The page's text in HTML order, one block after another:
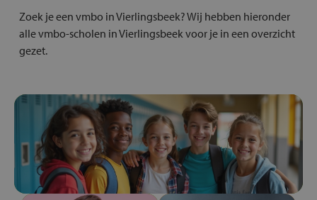
Zoek je een vmbo in Vierlingsbeek? Wij hebben hieronder
alle vmbo-scholen in Vierlingsbeek voor je in een overzicht
gezet.